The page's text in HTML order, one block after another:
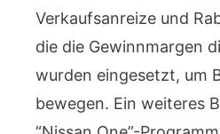
Verkaufsanreize und
die die Gewinnmargen
wurden eingesetzt, um
bewegen. Ein weiteres